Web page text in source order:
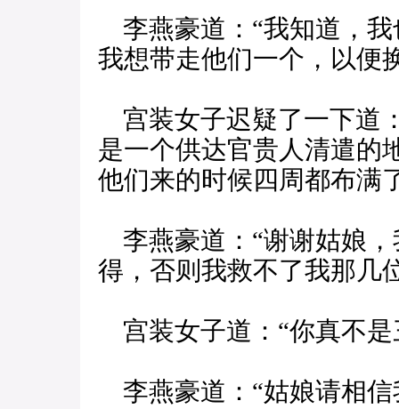
李燕豪道：“我知道，
我想带走他们一个，以便
宫装女子迟疑了一下道
是一个供达官贵人清遣的
他们来的时候四周都布
李燕豪道：“谢谢姑娘
得，否则我救不了我那几
宫装女子道：“你真不是
李燕豪道：“姑娘请相信